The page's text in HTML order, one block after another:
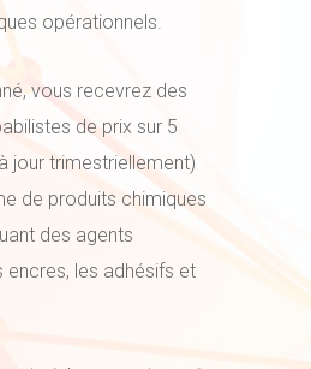
opérationnels.
vous recevrez des
de prix sur 5
jour trimestriellement)
de produits chimiques
des agents
encres, les adhésifs et